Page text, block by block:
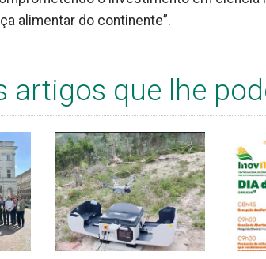
alimentar do continente”.
artigos que lhe